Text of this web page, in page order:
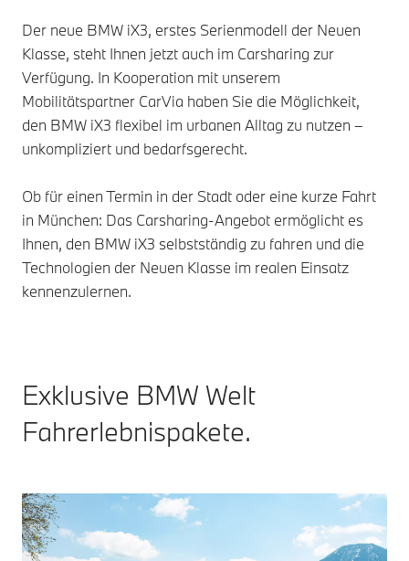
Der neue BMW iX3, erstes Serienmodell der Neuen
Klasse, steht Ihnen jetzt auch im Carsharing zur
Verfügung. In Kooperation mit unserem
Mobilitätspartner CarVia haben Sie die Möglichkeit,
den BMW iX3 flexibel im urbanen Alltag zu nutzen –
unkompliziert und bedarfsgerecht.
Ob für einen Termin in der Stadt oder eine kurze Fahrt
in München: Das Carsharing-Angebot ermöglicht es
Ihnen, den BMW iX3 selbstständig zu fahren und die
Technologien der Neuen Klasse im realen Einsatz
kennenzulernen.
Exklusive BMW Welt
Fahrerlebnispakete.